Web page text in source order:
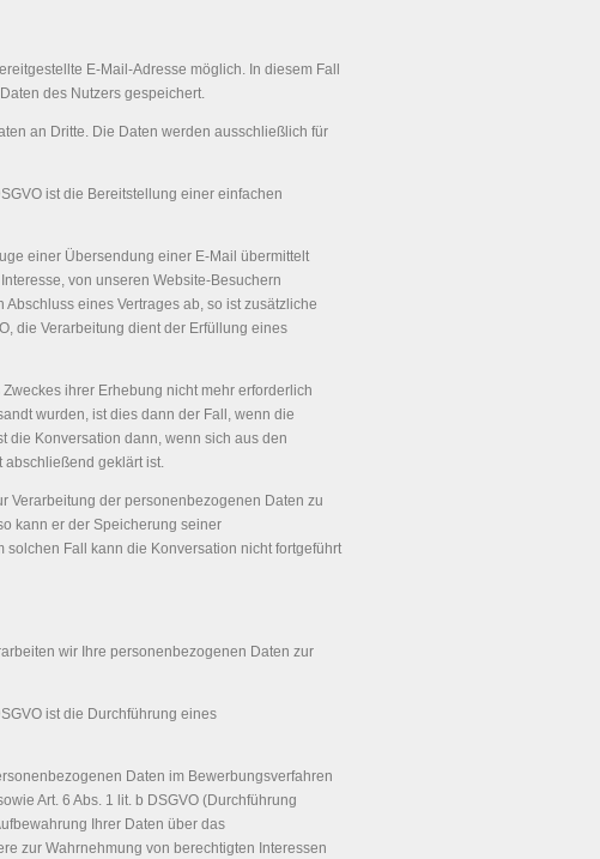
E-Mail-Adresse möglich. In diesem Fall
des Nutzers gespeichert.
an Dritte. Die Daten werden ausschließlich für
ist die Bereitstellung einer einfachen
einer Übersendung einer E-Mail übermittelt
von unseren Website-Besuchern
eines Vertrages ab, so ist zusätzliche
die Verarbeitung dient der Erfüllung eines
ihrer Erhebung nicht mehr erforderlich
wurden, ist dies dann der Fall, wenn die
die Konversation dann, wenn sich aus den
abschließend geklärt ist.
Verarbeitung der personenbezogenen Daten zu
kann er der Speicherung seiner
Fall kann die Konversation nicht fortgeführt
wir Ihre personenbezogenen Daten zur
ist die Durchführung eines
Daten im Bewerbungsverfahren
Art. 6 Abs. 1 lit. b DSGVO (Durchführung
Ihrer Daten über das
zur Wahrnehmung von berechtigten Interessen